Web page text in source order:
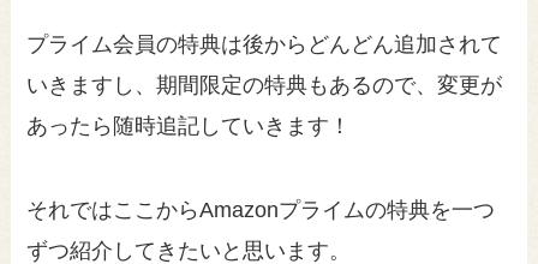
プライム会員の特典は後からどんどん追加されて
いきますし、期間限定の特典もあるので、変更が
あったら随時追記していきます！
それではここからAmazonプライムの特典を一つ
ずつ紹介してきたいと思います。